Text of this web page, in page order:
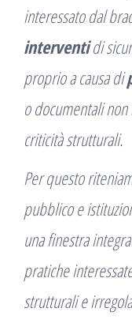
interessato dal
interventidi
proprio a causa di
o documentali
criticità strutturali.
Per questo
pubblico e
una finestra
pratiche
strutturali e